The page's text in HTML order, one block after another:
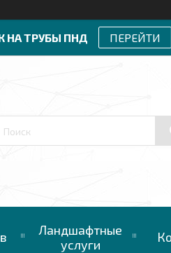
НА ТРУБЫ ПНД ПЕРЕЙТИ
Ландшафтные
услуги